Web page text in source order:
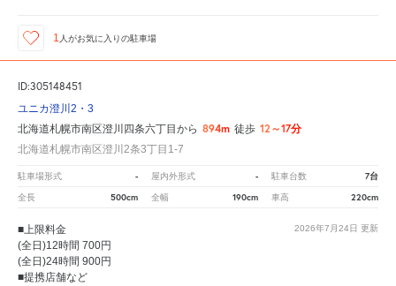
1 人がお気に入りの駐車場
ID:305148451
ユニカ澄川2・3
北海道札幌市南区澄川四条六丁目から 894m 徒歩 12～17分
北海道札幌市南区澄川2条3丁目1-7
駐車場形式 - 屋内外形式 - 駐車台数 7台
全長 500cm 全幅 190cm 車高 220cm
2026年7月24日 更新
■上限料金
(全日)12時間 700円
(全日)24時間 900円
■提携店舗など